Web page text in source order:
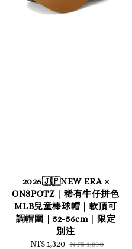
2026🇯🇵NEW ERA ×
ONSPOTZ｜稀有牛仔拼色
MLB兒童棒球帽｜軟頂可
調帽圍｜52-56cm｜限定
別注
Sale
NT$ 1,320 Regular
NT$ 1,390